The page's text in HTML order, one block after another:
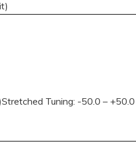
Tuning: -50.0 –